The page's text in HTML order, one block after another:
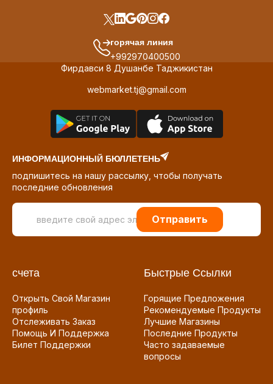
горячая линия
+992970400500
Фирдавси 8 Душанбе Таджикистан
webmarket.tj@gmail.com
ИНФОРМАЦИОННЫЙ БЮЛЛЕТЕНЬ
подпишитесь на нашу рассылку, чтобы получать
последние обновления
Отправить
счета
Открыть Свой Магазин
профиль
Отслеживать Заказ
Помощь И Поддержка
Билет Поддержки
Быстрые Ссылки
Горящие Предложения
Рекомендуемые Продукты
Лучшие Магазины
Последние Продукты
Часто задаваемые
вопросы